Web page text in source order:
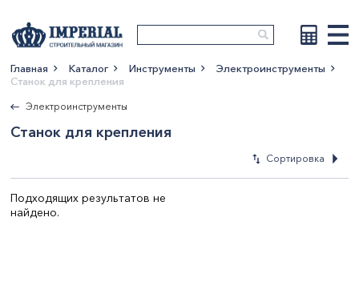
Главная Каталог Инструменты
Электроинструменты
Станок для крепления
Электроинструменты
Станок для крепления
Сортировка
Подходящих результатов не
найдено.